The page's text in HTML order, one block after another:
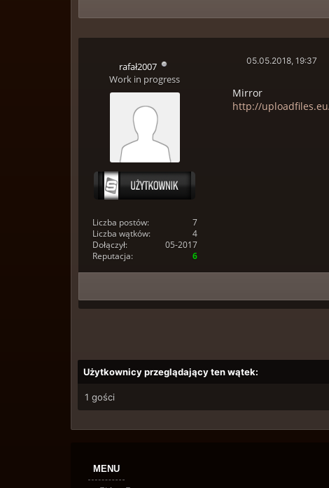
rafał2007
Work in progress
Liczba postów:
7
Liczba wątków:
4
Dołączył:
05-2017
Reputacja:
6
05.05.2018, 19:37
Mirror
http://
Użytkownicy przeglądający ten wątek:
1 gości
MENU